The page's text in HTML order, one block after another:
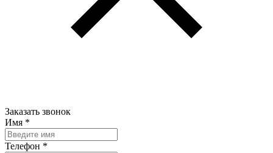
Заказать звонок
Имя *
Телефон *